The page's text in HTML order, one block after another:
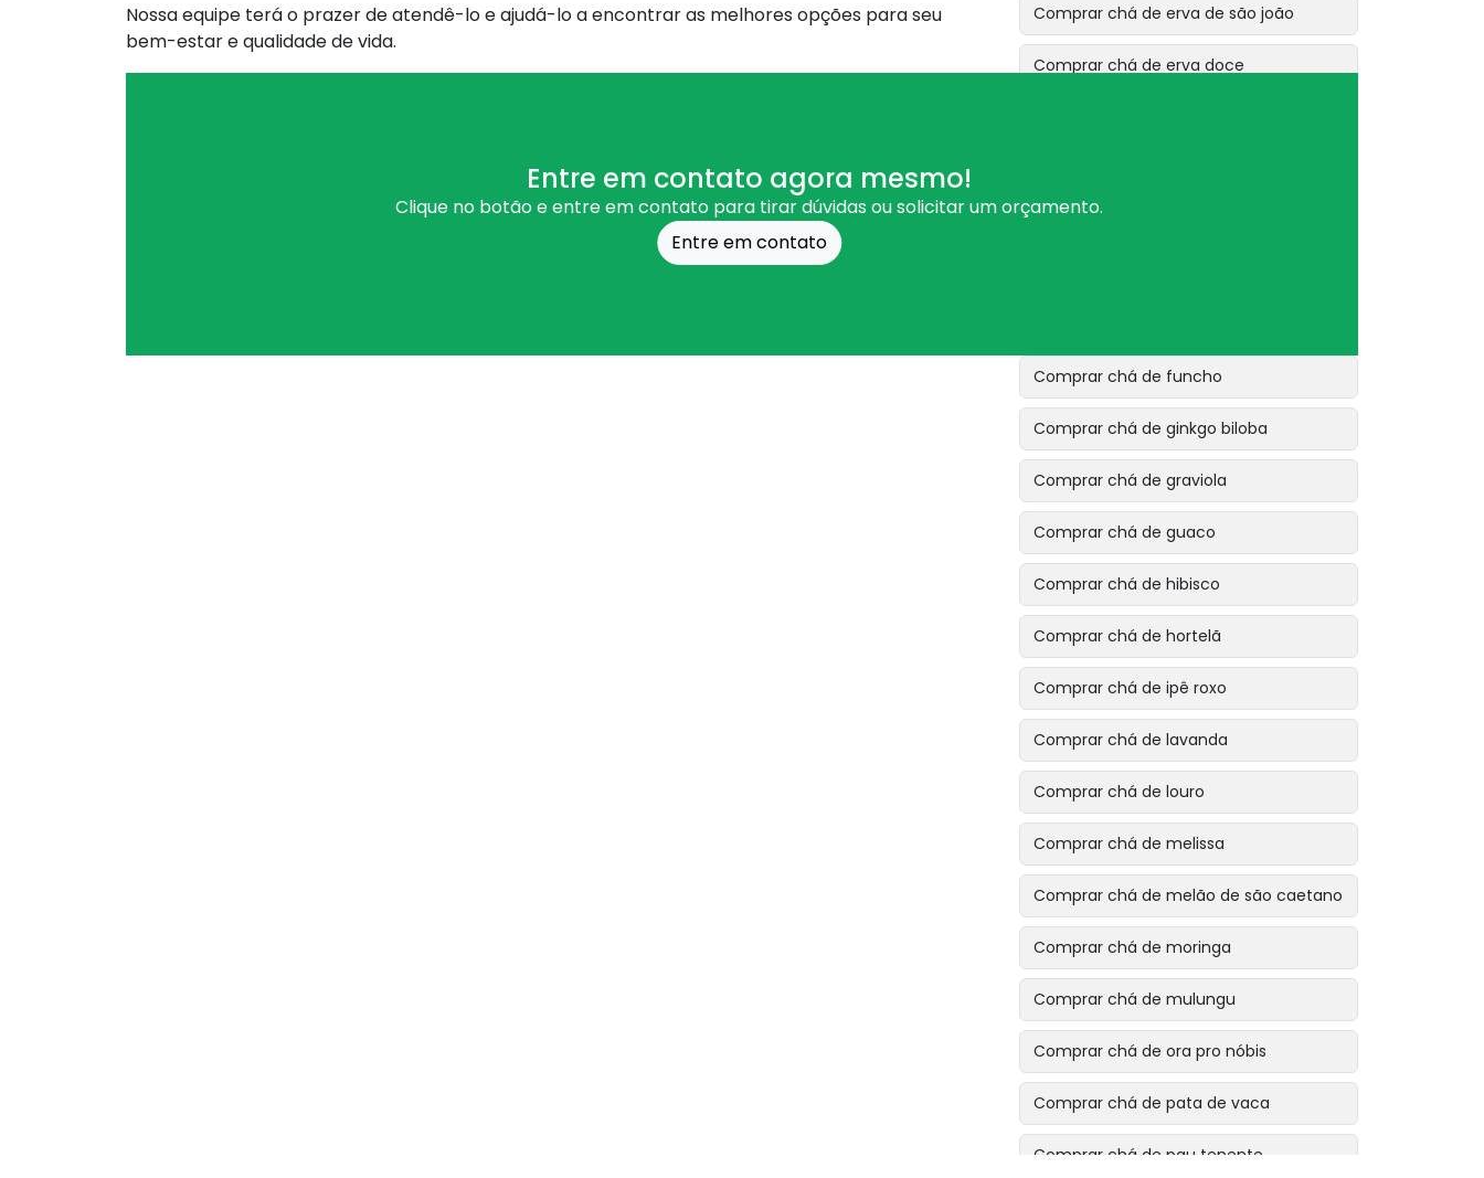
Nossa equipe terá o prazer de atendê-lo e ajudá-lo a encontrar as melhores opções para seu
bem-estar e qualidade de vida.
Entre em contato agora mesmo!
Clique no botão e entre em contato para tirar dúvidas ou solicitar um orçamento.
Entre em contato
Comprar chá de erva de são joão
Comprar chá de erva doce
Comprar chá de funcho
Comprar chá de ginkgo biloba
Comprar chá de graviola
Comprar chá de guaco
Comprar chá de hibisco
Comprar chá de hortelã
Comprar chá de ipê roxo
Comprar chá de lavanda
Comprar chá de louro
Comprar chá de melissa
Comprar chá de melão de são caetano
Comprar chá de moringa
Comprar chá de mulungu
Comprar chá de ora pro nóbis
Comprar chá de pata de vaca
Comprar chá de pau tenente